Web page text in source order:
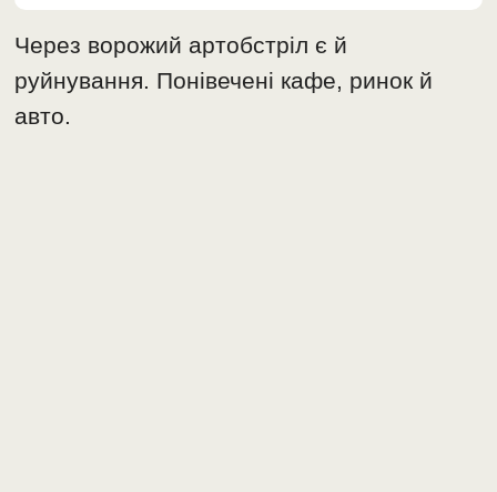
Через ворожий артобстріл є й
руйнування. Понівечені кафе, ринок й
авто.